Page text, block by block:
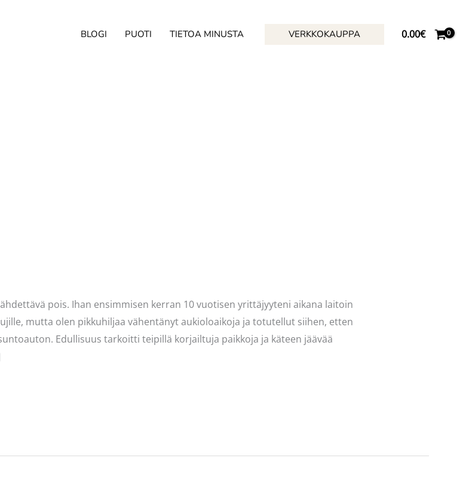
BLOGI PUOTI TIETOA MINUSTA VERKKOKAUPPA 0.00€
pois. Ihan ensimmisen kerran 10 vuotisen yrittäjyyteni aikana laitoin
mutta olen pikkuhiljaa vähentänyt aukioloaikoja ja totutellut siihen, etten
Edullisuus tarkoitti teipillä korjailtuja paikkoja ja käteen jäävää